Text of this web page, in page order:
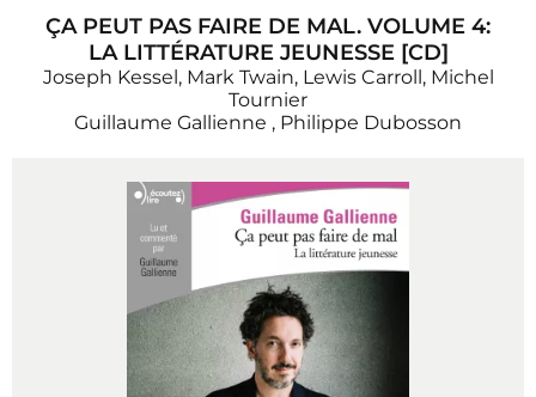
ÇA PEUT PAS FAIRE DE MAL. VOLUME 4:
LA LITTÉRATURE JEUNESSE [CD]
Joseph Kessel, Mark Twain, Lewis Carroll, Michel
Tournier
Guillaume Gallienne , Philippe Dubosson